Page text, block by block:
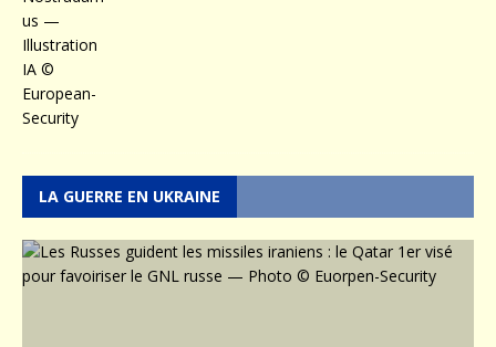
LA GUERRE EN UKRAINE